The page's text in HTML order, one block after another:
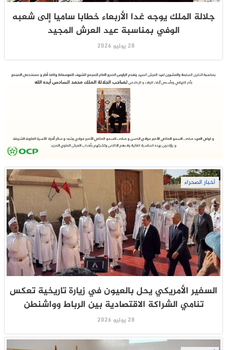
جلالة الملك يوجه غدا الأربعاء خطابا ساميا إلى شعبه
الوفي بمناسبة عيد العرش المجيد
28 يوليو 2026
أخبار الصحراء
السفير الأمريكي يحل بالعيون في زيارة تاريخية تعكس
تنامي الشراكة الاقتصادية بين الرباط وواشنطن
28 يوليو 2026